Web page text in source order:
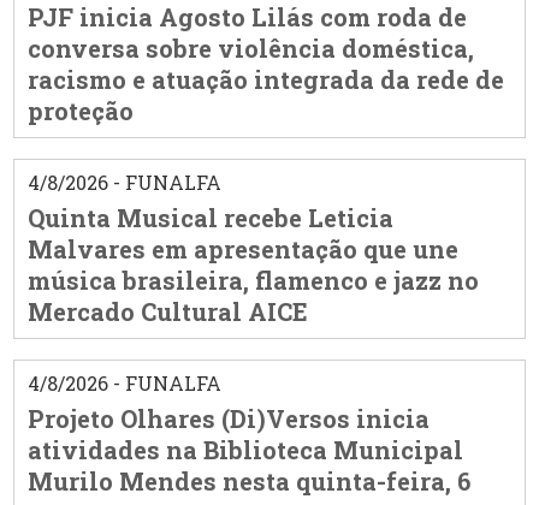
PJF inicia Agosto Lilás com roda de
conversa sobre violência doméstica,
racismo e atuação integrada da rede de
proteção
4/8/2026 - FUNALFA
Quinta Musical recebe Leticia
Malvares em apresentação que une
música brasileira, flamenco e jazz no
Mercado Cultural AICE
4/8/2026 - FUNALFA
Projeto Olhares (Di)Versos inicia
atividades na Biblioteca Municipal
Murilo Mendes nesta quinta-feira, 6